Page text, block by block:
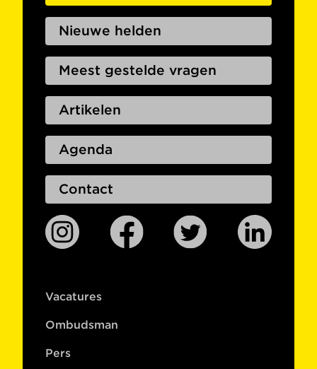
Nieuwe helden
Meest gestelde vragen
Artikelen
Agenda
Contact
Vacatures
Ombudsman
Pers